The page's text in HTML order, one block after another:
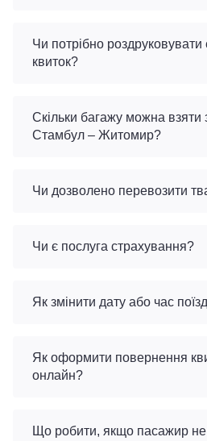
Чи потрібно роздруковувати
квиток?
Скільки багажу можна
Стамбул – Житомир?
Чи дозволено перевозити
Чи є послуга страхування?
Як змінити дату або час
Як оформити повернення
онлайн?
Що робити, якщо пасажир не